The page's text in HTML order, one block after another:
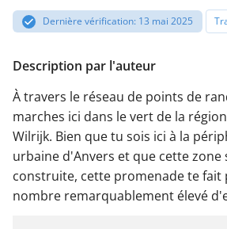
Dernière vérification: 13 mai 2025
Description par l'auteur
À travers le réseau de points de
marches ici dans le vert de la
Wilrijk. Bien que tu sois ici à la
urbaine d'Anvers et que cette
construite, cette promenade te fait
nombre remarquablement élevé